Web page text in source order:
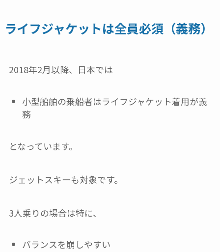
ライフジャケットは全員必須（義務）
2018年2月以降、日本では
小型船舶の乗船者はライフジャケット着用が義
務
となっています。
ジェットスキーも対象です。
3人乗りの場合は特に、
バランスを崩しやすい